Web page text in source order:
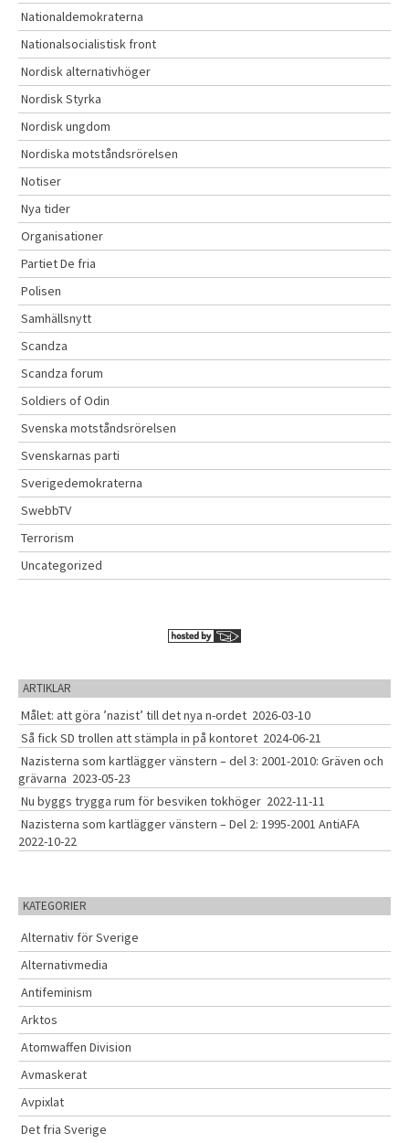
Nationaldemokraterna
Nationalsocialistisk front
Nordisk alternativhöger
Nordisk Styrka
Nordisk ungdom
Nordiska motståndsrörelsen
Notiser
Nya tider
Organisationer
Partiet De fria
Polisen
Samhällsnytt
Scandza
Scandza forum
Soldiers of Odin
Svenska motståndsrörelsen
Svenskarnas parti
Sverigedemokraterna
SwebbTV
Terrorism
Uncategorized
ARTIKLAR
Målet: att göra ’nazist’ till det nya n-ordet 2026-03-10
Så fick SD trollen att stämpla in på kontoret 2024-06-21
Nazisterna som kartlägger vänstern – del 3: 2001-2010: Gräven och
grävarna 2023-05-23
Nu byggs trygga rum för besviken tokhöger 2022-11-11
Nazisterna som kartlägger vänstern – Del 2: 1995-2001 AntiAFA
2022-10-22
KATEGORIER
Alternativ för Sverige
Alternativmedia
Antifeminism
Arktos
Atomwaffen Division
Avmaskerat
Avpixlat
Det fria Sverige